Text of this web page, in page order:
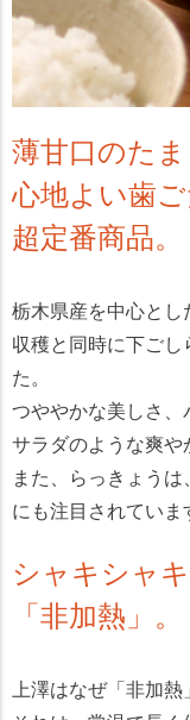
薄甘口のたま
心地よい歯ご
超定番商品。
栃木県産を中心とし
収穫と同時に下ごし
た。
つややかな美しさ、
サラダのような爽や
また、らっきょう
にも注目されていま
シャキシャキ
「非加熱」。
上澤はなぜ「非加熱